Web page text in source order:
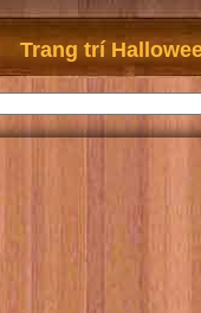
Trang trí